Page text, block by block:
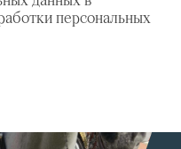
персональных